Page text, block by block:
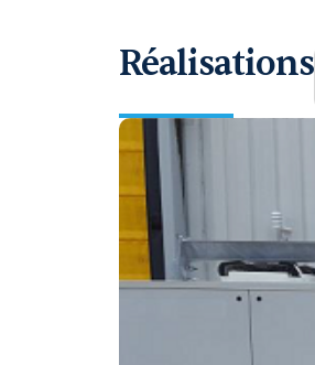
Réalisations